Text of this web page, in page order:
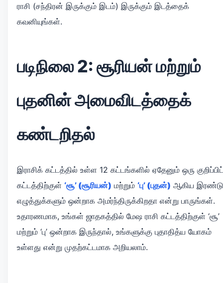
ராசி (சந்திரன் இருக்கும் இடம்) இருக்கும் இடத்தைக்
கவனியுங்கள்.
படிநிலை 2: சூரியன் மற்றும்
புதனின் அமைவிடத்தைக்
கண்டறிதல்
இராசிக் கட்டத்தில் உள்ள 12 கட்டங்களில் ஏதேனும் ஒரு
கட்டத்திற்குள் ‘சூ’ (சூரியன்) மற்றும் ‘பு’ (புதன்) ஆகிய இரண்டு
எழுத்துக்களும் ஒன்றாக அமர்ந்திருக்கிறதா என்று பாருங்கள்.
உதாரணமாக, உங்கள் ஜாதகத்தில் மேஷ ராசி கட்டத்திற்குள் ‘சூ’
மற்றும் ‘பு’ ஒன்றாக இருந்தால், உங்களுக்கு புதாதித்ய யோகம்
உள்ளது என்று முதற்கட்டமாக அறியலாம்.